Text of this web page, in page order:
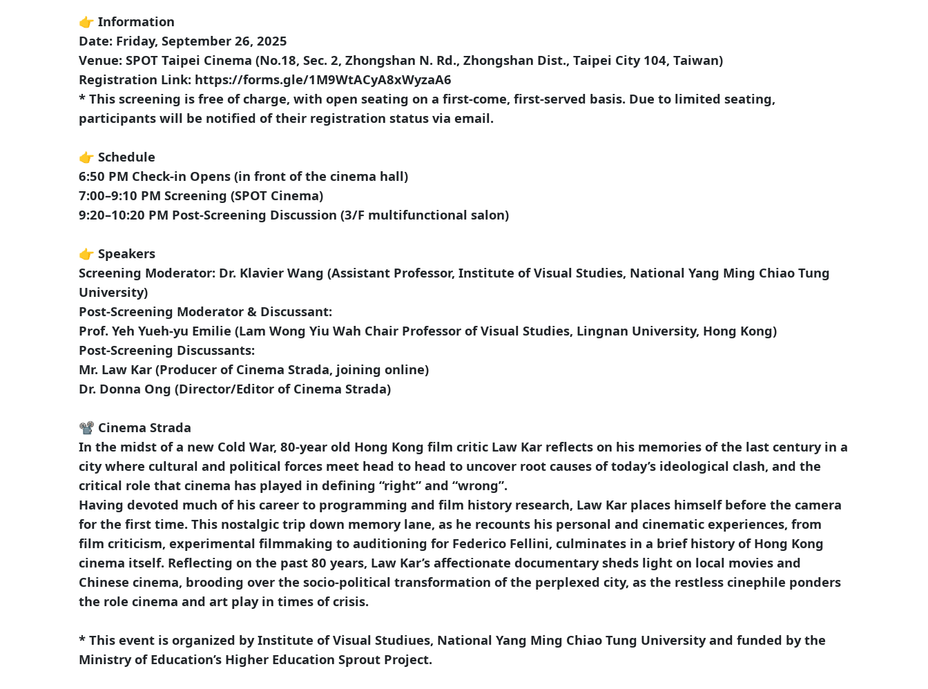
👉 Information
Date: Friday, September 26, 2025
Venue: SPOT Taipei Cinema (No.18, Sec. 2, Zhongshan N. Rd., Zhongshan Dist., Taipei City 104, Taiwan)
Registration Link: https://forms.gle/1M9WtACyA8xWyzaA6
* This screening is free of charge, with open seating on a first-come, first-served basis. Due to limited seating,
participants will be notified of their registration status via email.
👉 Schedule
6:50 PM Check-in Opens (in front of the cinema hall)
7:00–9:10 PM Screening (SPOT Cinema)
9:20–10:20 PM Post-Screening Discussion (3/F multifunctional salon)
👉 Speakers
Screening Moderator: Dr. Klavier Wang (Assistant Professor, Institute of Visual Studies, National Yang Ming Chiao Tung
University)
Post-Screening Moderator & Discussant:
Prof. Yeh Yueh-yu Emilie (Lam Wong Yiu Wah Chair Professor of Visual Studies, Lingnan University, Hong Kong)
Post-Screening Discussants:
Mr. Law Kar (Producer of Cinema Strada, joining online)
Dr. Donna Ong (Director/Editor of Cinema Strada)
📽 Cinema Strada
In the midst of a new Cold War, 80-year old Hong Kong film critic Law Kar reflects on his memories of the last century in a
city where cultural and political forces meet head to head to uncover root causes of today’s ideological clash, and the
critical role that cinema has played in defining “right” and “wrong”.
Having devoted much of his career to programming and film history research, Law Kar places himself before the camera
for the first time. This nostalgic trip down memory lane, as he recounts his personal and cinematic experiences, from
film criticism, experimental filmmaking to auditioning for Federico Fellini, culminates in a brief history of Hong Kong
cinema itself. Reflecting on the past 80 years, Law Kar’s affectionate documentary sheds light on local movies and
Chinese cinema, brooding over the socio-political transformation of the perplexed city, as the restless cinephile ponders
the role cinema and art play in times of crisis.
* This event is organized by Institute of Visual Studiues, National Yang Ming Chiao Tung University and funded by the
Ministry of Education’s Higher Education Sprout Project.